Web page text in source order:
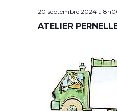
20 septembre 2024 à
ATELIER